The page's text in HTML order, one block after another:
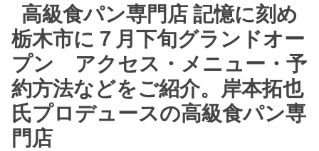
高級食パン専門店 記憶に刻め
栃木市に７月下旬グランドオー
プン アクセス・メニュー・予
約方法などをご紹介。岸本拓也
氏プロデュースの高級食パン専
門店